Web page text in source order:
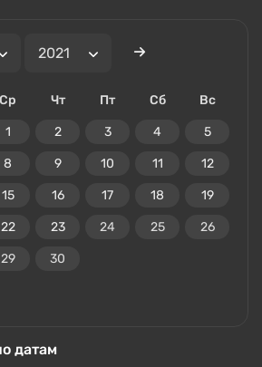
Ср Чт Пт Сб Вс
1 2 3 4 5
8 9 10 11 12
15 16 17 18 19
22 23 24 25 26
29 30
датам